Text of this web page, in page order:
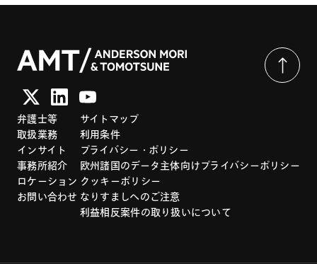
弁護士等
取扱業務
インサイト
事務所紹介
ロケーション
お問い合わせ
サイトマップ
利用条件
プライバシー・ポリシー
欧州諸国のデータ主体向けプライバシーポリシー
クッキーポリシー
なりすましへのご注意
利益相反案件の取り扱いについて